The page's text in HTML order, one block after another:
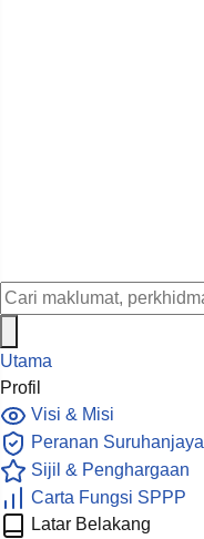
Utama
Profil
Visi & Misi
Peranan Suruhanjaya
Sijil & Penghargaan
Carta Fungsi SPPP
Latar Belakang